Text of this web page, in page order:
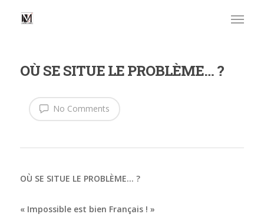
OÙ SE SITUE LE PROBLÈME… ?
No Comments
OÙ SE SITUE LE PROBLÈME… ?
« Impossible est bien Français ! »